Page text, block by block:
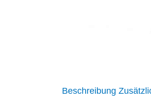
Beschreibung